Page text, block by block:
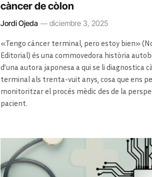
càncer de còlon
Jordi Ojeda diciembre 3, 2025
«Tengo cáncer terminal, pero estoy bien»
Editorial) és una commovedora història
d’una autora japonesa a qui se li diagnostica
terminal als trenta-vuit anys, cosa que ens
monitoritzar el procés mèdic des de la
pacient.